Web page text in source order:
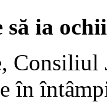
să ia ochii
în